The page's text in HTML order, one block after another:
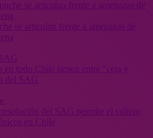
se articulan frente a amenazas de
del SAG permite el cultivo
en Chile